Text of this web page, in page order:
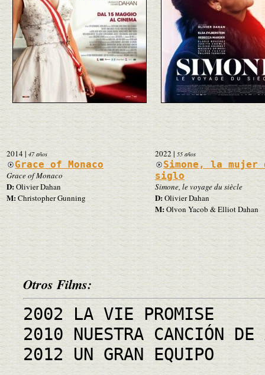
2014| 47 años
Grace of Monaco
Grace of Monaco
D:Olivier Dahan
M:Christopher Gunning
2022 | 55 años
Simone, la mujer
siglo
Simone, le voyage du siècle
D:Olivier Dahan
M:Olvon Yacob & Elliot Dahan
Otros Films:
2002 LA VIE PROMISE
2010 NUESTRA CANCIÓN DE
2012 UN GRAN EQUIPO